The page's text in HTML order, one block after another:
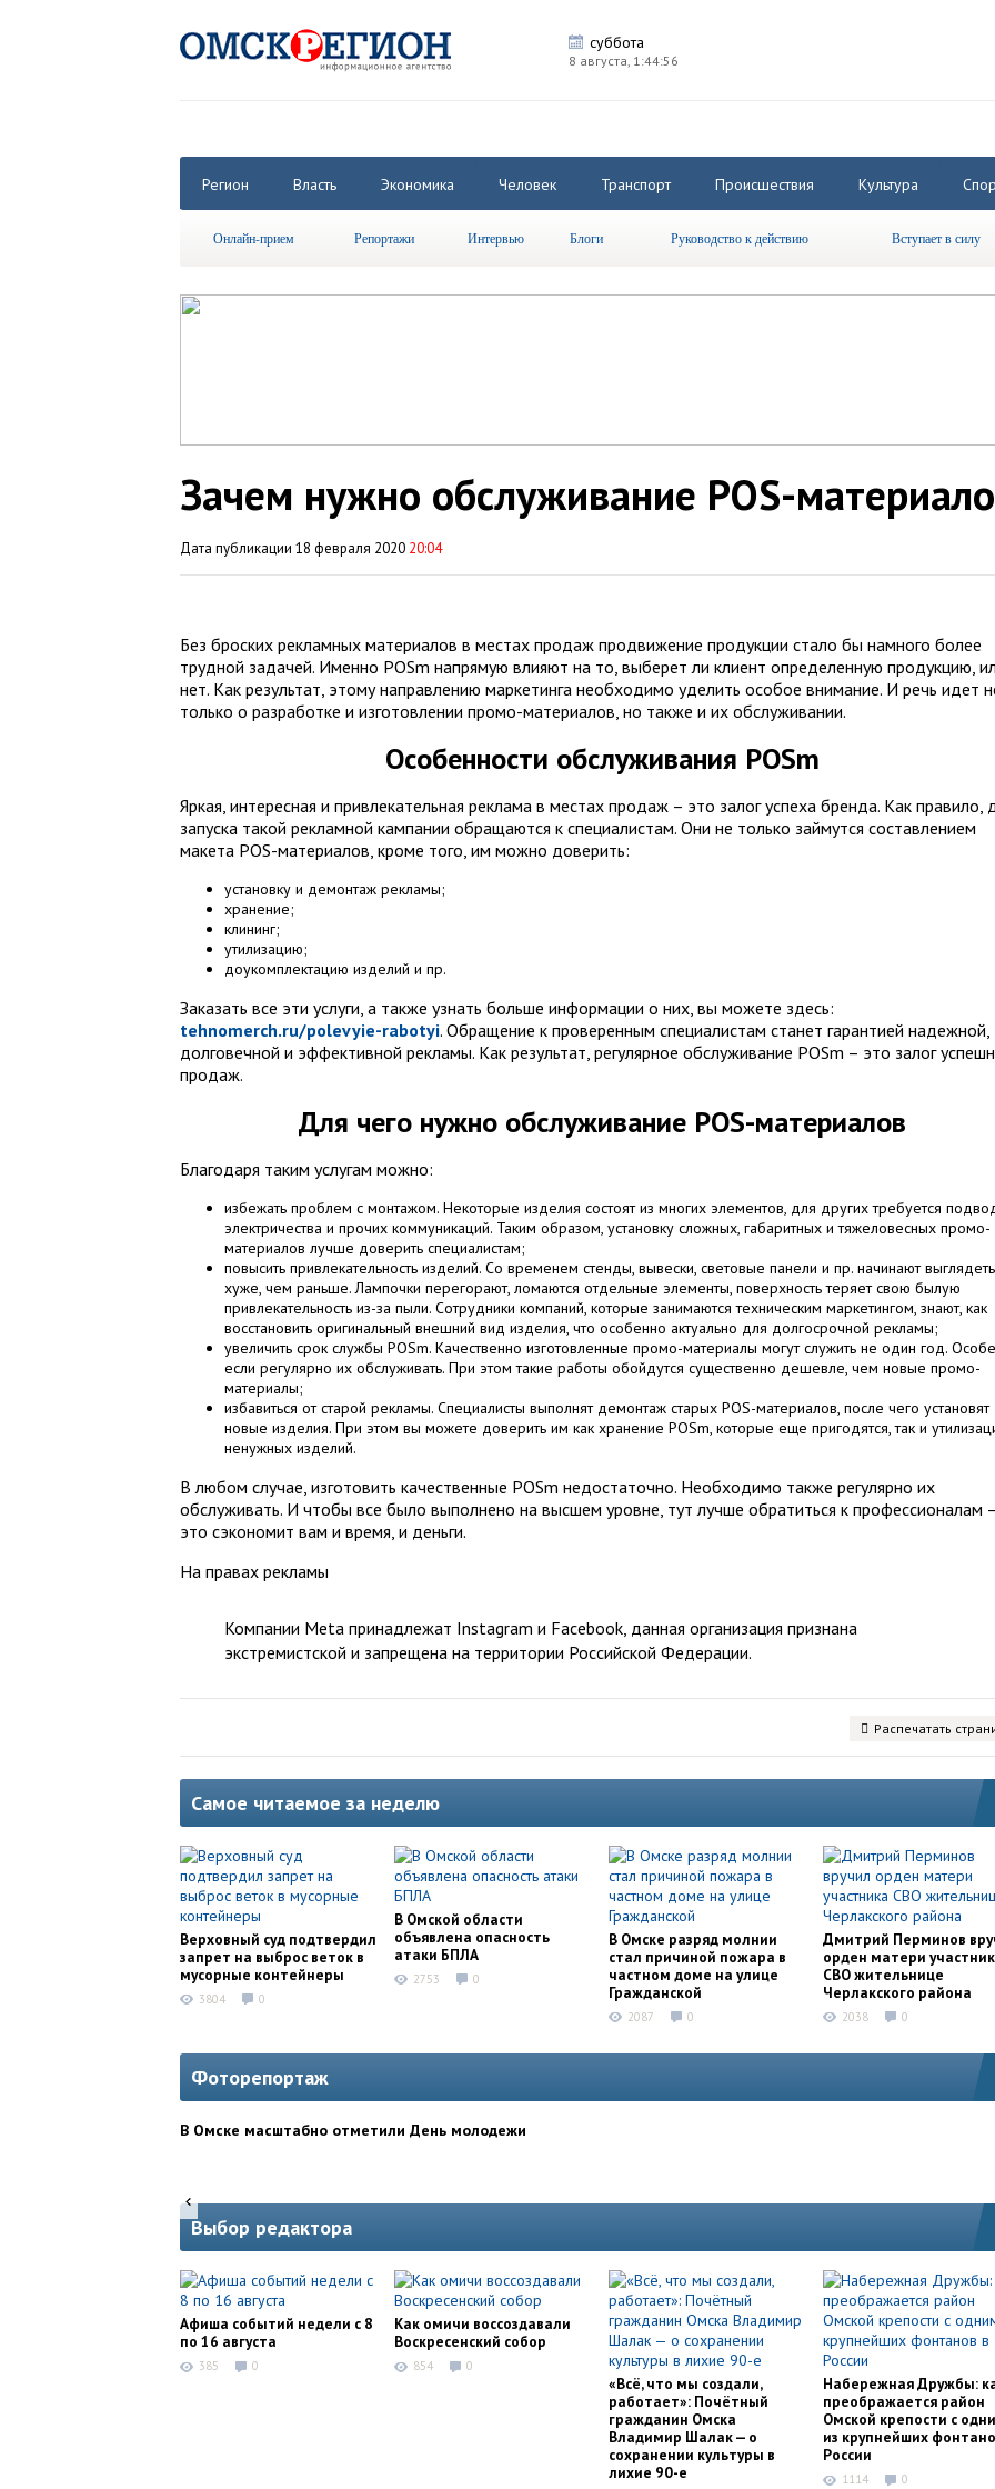
суббота
8 августа, 1:44:56
Регион Власть Экономика Человек Транспорт Происшествия Культура
Онлайн-прием Репортажи Интервью Блоги Руководство к действию Вступает в силу
Зачем нужно обслуживание POS-
Дата публикации 18 февраля 2020 20:04
Без броских рекламных материалов в местах продаж продвижение продукции стало бы намного более
трудной задачей. Именно POSm напрямую влияют на то, выберет ли клиент определенную продукцию,
нет. Как результат, этому направлению маркетинга необходимо уделить особое внимание. И речь идет
только о разработке и изготовлении промо-материалов, но также и их обслуживании.
Особенности обслуживания POSm
Яркая, интересная и привлекательная реклама в местах продаж – это залог успеха бренда. Как правило,
запуска такой рекламной кампании обращаются к специалистам. Они не только займутся составлением
макета POS-материалов, кроме того, им можно доверить:
установку и демонтаж рекламы;
хранение;
клининг;
утилизацию;
доукомплектацию изделий и пр.
Заказать все эти услуги, а также узнать больше информации о них, вы можете здесь:
tehnomerch.ru/polevyie-rabotyi. Обращение к проверенным специалистам станет гарантией надежной,
долговечной и эффективной рекламы. Как результат, регулярное обслуживание POSm – это залог
продаж.
Для чего нужно обслуживание POS-материалов
Благодаря таким услугам можно:
избежать проблем с монтажом. Некоторые изделия состоят из многих элементов, для других требуется
электричества и прочих коммуникаций. Таким образом, установку сложных, габаритных и тяжеловесных промо-
материалов лучше доверить специалистам;
повысить привлекательность изделий. Со временем стенды, вывески, световые панели и пр. начинают выглядеть
хуже, чем раньше. Лампочки перегорают, ломаются отдельные элементы, поверхность теряет свою былую
привлекательность из-за пыли. Сотрудники компаний, которые занимаются техническим маркетингом, знают, как
восстановить оригинальный внешний вид изделия, что особенно актуально для долгосрочной рекламы;
увеличить срок службы POSm. Качественно изготовленные промо-материалы могут служить не один год.
если регулярно их обслуживать. При этом такие работы обойдутся существенно дешевле, чем новые промо-
материалы;
избавиться от старой рекламы. Специалисты выполнят демонтаж старых POS-материалов, после чего установят
новые изделия. При этом вы можете доверить им как хранение POSm, которые еще пригодятся, так и
ненужных изделий.
В любом случае, изготовить качественные POSm недостаточно. Необходимо также регулярно их
обслуживать. И чтобы все было выполнено на высшем уровне, тут лучше обратиться к профессионалам –
это сэкономит вам и время, и деньги.
На правах рекламы
Компании Meta принадлежат Instagram и Facebook, данная организация признана
экстремистской и запрещена на территории Российской Федерации.
Распечатать
Самое читаемое за неделю
Верховный суд подтвердил
запрет на выброс веток в
мусорные контейнеры
3804 0
В Омской области
объявлена опасность
атаки БПЛА
2753 0
В Омске разряд молнии
стал причиной пожара в
частном доме на улице
Гражданской
2087 0
Дмитрий Перминов
орден матери
СВО жительнице
Черлакского района
2038 0
Фоторепортаж
В Омске масштабно отметили День молодежи
Выбор редактора
Афиша событий недели с 8
по 16 августа
385 0
Как омичи воссоздавали
Воскресенский собор
854 0
«Всё, что мы создали,
работает»: Почётный
гражданин Омска
Владимир Шалак — о
сохранении культуры в
лихие 90-е
Набережная Дружбы:
преображается район
Омской крепости с
из крупнейших
России
1114 0